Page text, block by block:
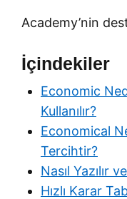
Academy’nin
İçindekiler
Economic
Kullanılır?
Economical
Tercihtir?
Nasıl Yazılır
Hızlı Karar